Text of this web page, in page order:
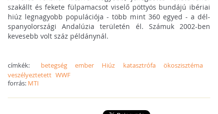
szakállt és fekete fülpamacsot viselő pöttyös bundájú ibériai
hiúz legnagyobb populációja - több mint 360 egyed - a dél-
spanyolországi Andalúzia területén él. Számuk 2002-ben
kevesebb volt száz példánynál.
címkék: betegség ember Hiúz katasztrófa
ökoszisztéma
veszélyeztetett WWF
forrás: MTI